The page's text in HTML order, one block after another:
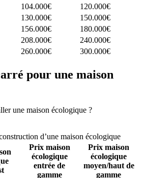
104.000€
120.000€
130.000€
150.000€
156.000€
180.000€
208.000€
240.000€
260.000€ 300.000€
pour une maison
une maison écologique ?
d’une maison écologique
Prix maison
écologique
entrée de
gamme
Prix maison
écologique
moyen/haut de
gamme